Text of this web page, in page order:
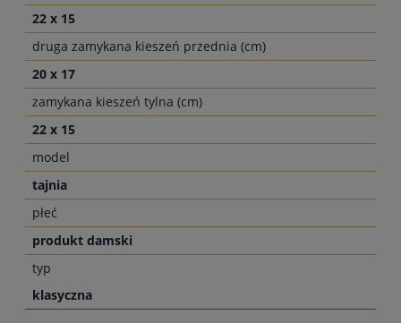
22 x 15
druga zamykana kieszeń przednia (cm)
20 x 17
zamykana kieszeń tylna (cm)
22 x 15
model
tajnia
płeć
produkt damski
typ
klasyczna